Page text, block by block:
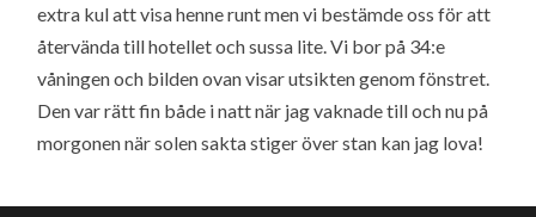
extra kul att visa henne runt men vi bestämde oss för att
återvända till hotellet och sussa lite. Vi bor på 34:e
våningen och bilden ovan visar utsikten genom fönstret.
Den var rätt fin både i natt när jag vaknade till och nu på
morgonen när solen sakta stiger över stan kan jag lova!